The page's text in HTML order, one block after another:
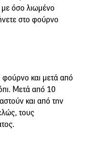
με όσο λιωμένο
στο φούρνο
και μετά από
Μετά από 10
και από την
τους